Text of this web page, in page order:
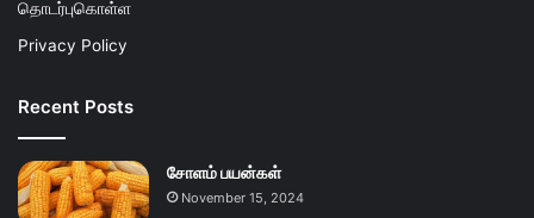
தொடர்புகொள்ள
Privacy Policy
Recent Posts
சோளம் பயன்கள்
November 15, 2024